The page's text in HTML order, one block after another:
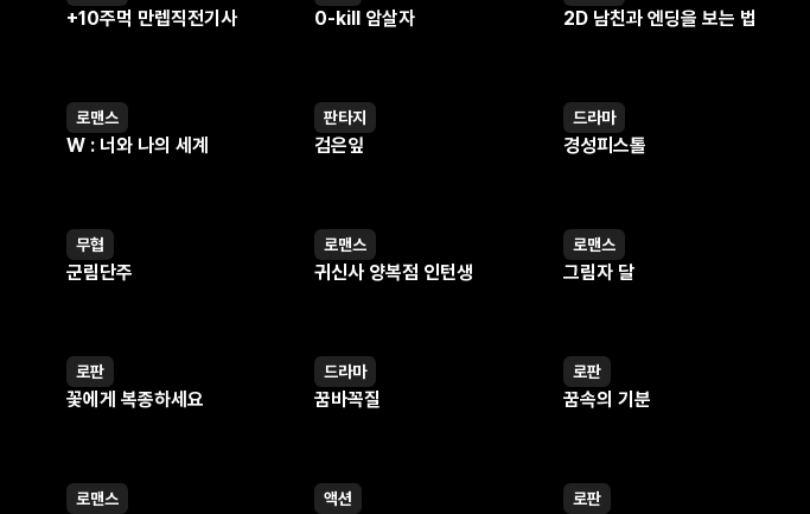
+10주먹 만렙직전기사 0-kill 암살자 2D 남친과 엔딩을 보는 법
웹툰
로맨스
W : 너와 나의 세계
웹툰
판타지
검은잎
웹툰
드라마
경성피스톨
웹툰
무협
군림단주
웹툰
로맨스
귀신사 양복점 인턴생
웹툰
로맨스
그림자 달
웹툰
로판
꽃에게 복종하세요
웹툰
드라마
꿈바꼭질
웹툰
로판
꿈속의 기분
웹툰
로맨스 웹툰
액션 웹툰
로판